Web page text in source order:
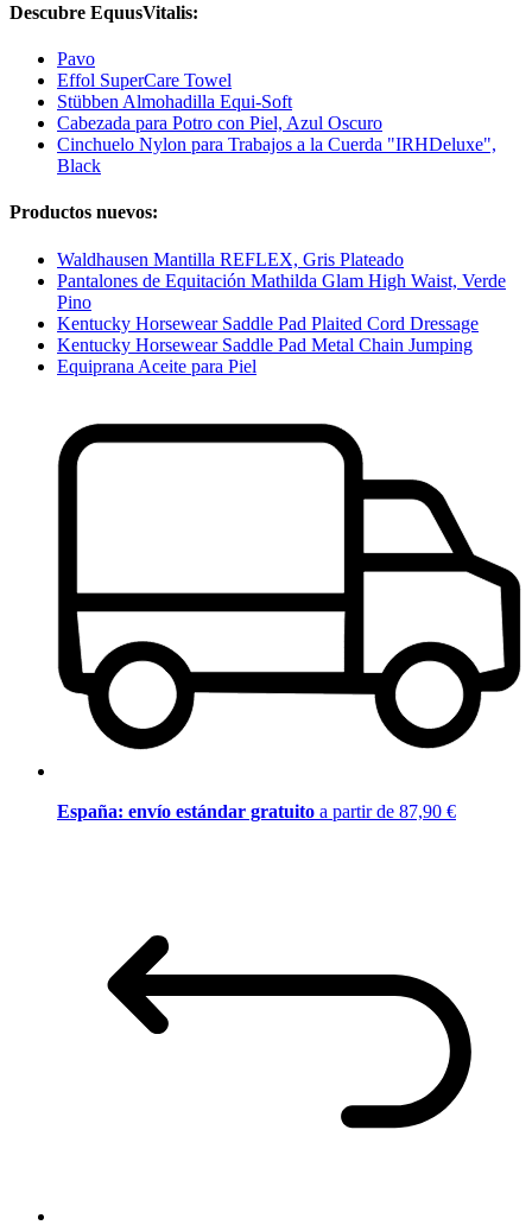
Descubre EquusVitalis:
Pavo
Effol SuperCare Towel
Stübben Almohadilla Equi-Soft
Cabezada para Potro con Piel, Azul Oscuro
Cinchuelo Nylon para Trabajos a la Cuerda "IRHDeluxe",
Black
Productos nuevos:
Waldhausen Mantilla REFLEX, Gris Plateado
Pantalones de Equitación Mathilda Glam High Waist, Verde
Pino
Kentucky Horsewear Saddle Pad Plaited Cord Dressage
Kentucky Horsewear Saddle Pad Metal Chain Jumping
Equiprana Aceite para Piel
España: envío estándar gratuito a partir de 87,90 €